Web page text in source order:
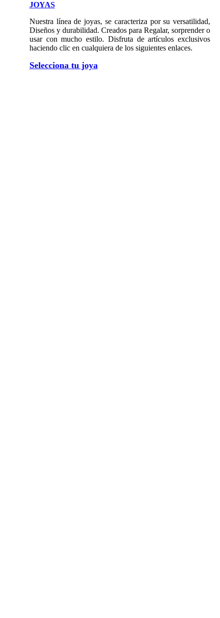
JOYAS
Nuestra línea de joyas, se caracteriza por su versatilidad,
Diseños y durabilidad. Creados para Regalar, sorprender o
usar con mucho estilo. Disfruta de artículos exclusivos
haciendo clic en cualquiera de los siguientes enlaces.
Selecciona tu joya